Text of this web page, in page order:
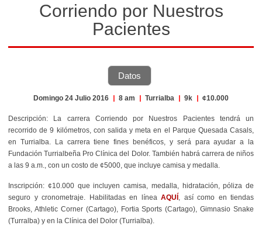
Corriendo por Nuestros
Pacientes
Datos
Domingo 24 Julio 2016 | 8 am | Turrialba | 9k | ¢10.000
Descripción: La carrera Corriendo por Nuestros Pacientes tendrá un
recorrido de 9 kilómetros, con salida y meta en el Parque Quesada Casals,
en Turrialba. La carrera tiene fines benéficos, y será para ayudar a la
Fundación Turrialbeña Pro Clínica del Dolor. También habrá carrera de niños
a las 9 a.m., con un costo de ¢5000, que incluye camisa y medalla.
Inscripción: ¢10.000 que incluyen camisa, medalla, hidratación, póliza de
seguro y cronometraje. Habilitadas en línea AQUÍ , así como en tiendas
Brooks, Athletic Corner (Cartago), Fortia Sports (Cartago), Gimnasio Snake
(Turralba) y en la Clínica del Dolor (Turrialba).